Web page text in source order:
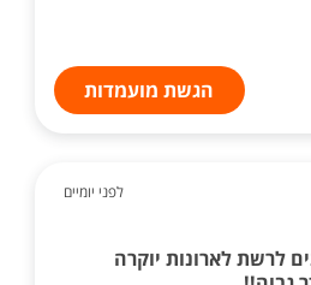
הגשת מועמדות
לפני יומיים
לרשת לארונות יוקרה